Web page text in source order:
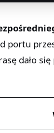
portu
dało się